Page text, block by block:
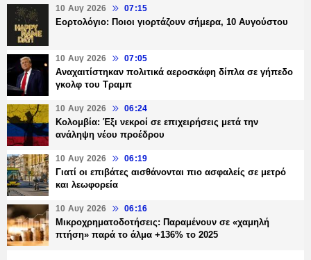
10 Αυγ 2026 07:15
Εορτολόγιο: Ποιοι γιορτάζουν σήμερα, 10 Αυγούστου
10 Αυγ 2026 07:05
Αναχαιτίστηκαν πολιτικά αεροσκάφη δίπλα σε γήπεδο
γκολφ του Τραμπ
10 Αυγ 2026 06:24
Κολομβία: Έξι νεκροί σε επιχειρήσεις μετά την
ανάληψη νέου προέδρου
10 Αυγ 2026 06:19
Γιατί οι επιβάτες αισθάνονται πιο ασφαλείς σε μετρό
και λεωφορεία
10 Αυγ 2026 06:16
Μικροχρηματοδοτήσεις: Παραμένουν σε «χαμηλή
πτήση» παρά το άλμα +136% το 2025